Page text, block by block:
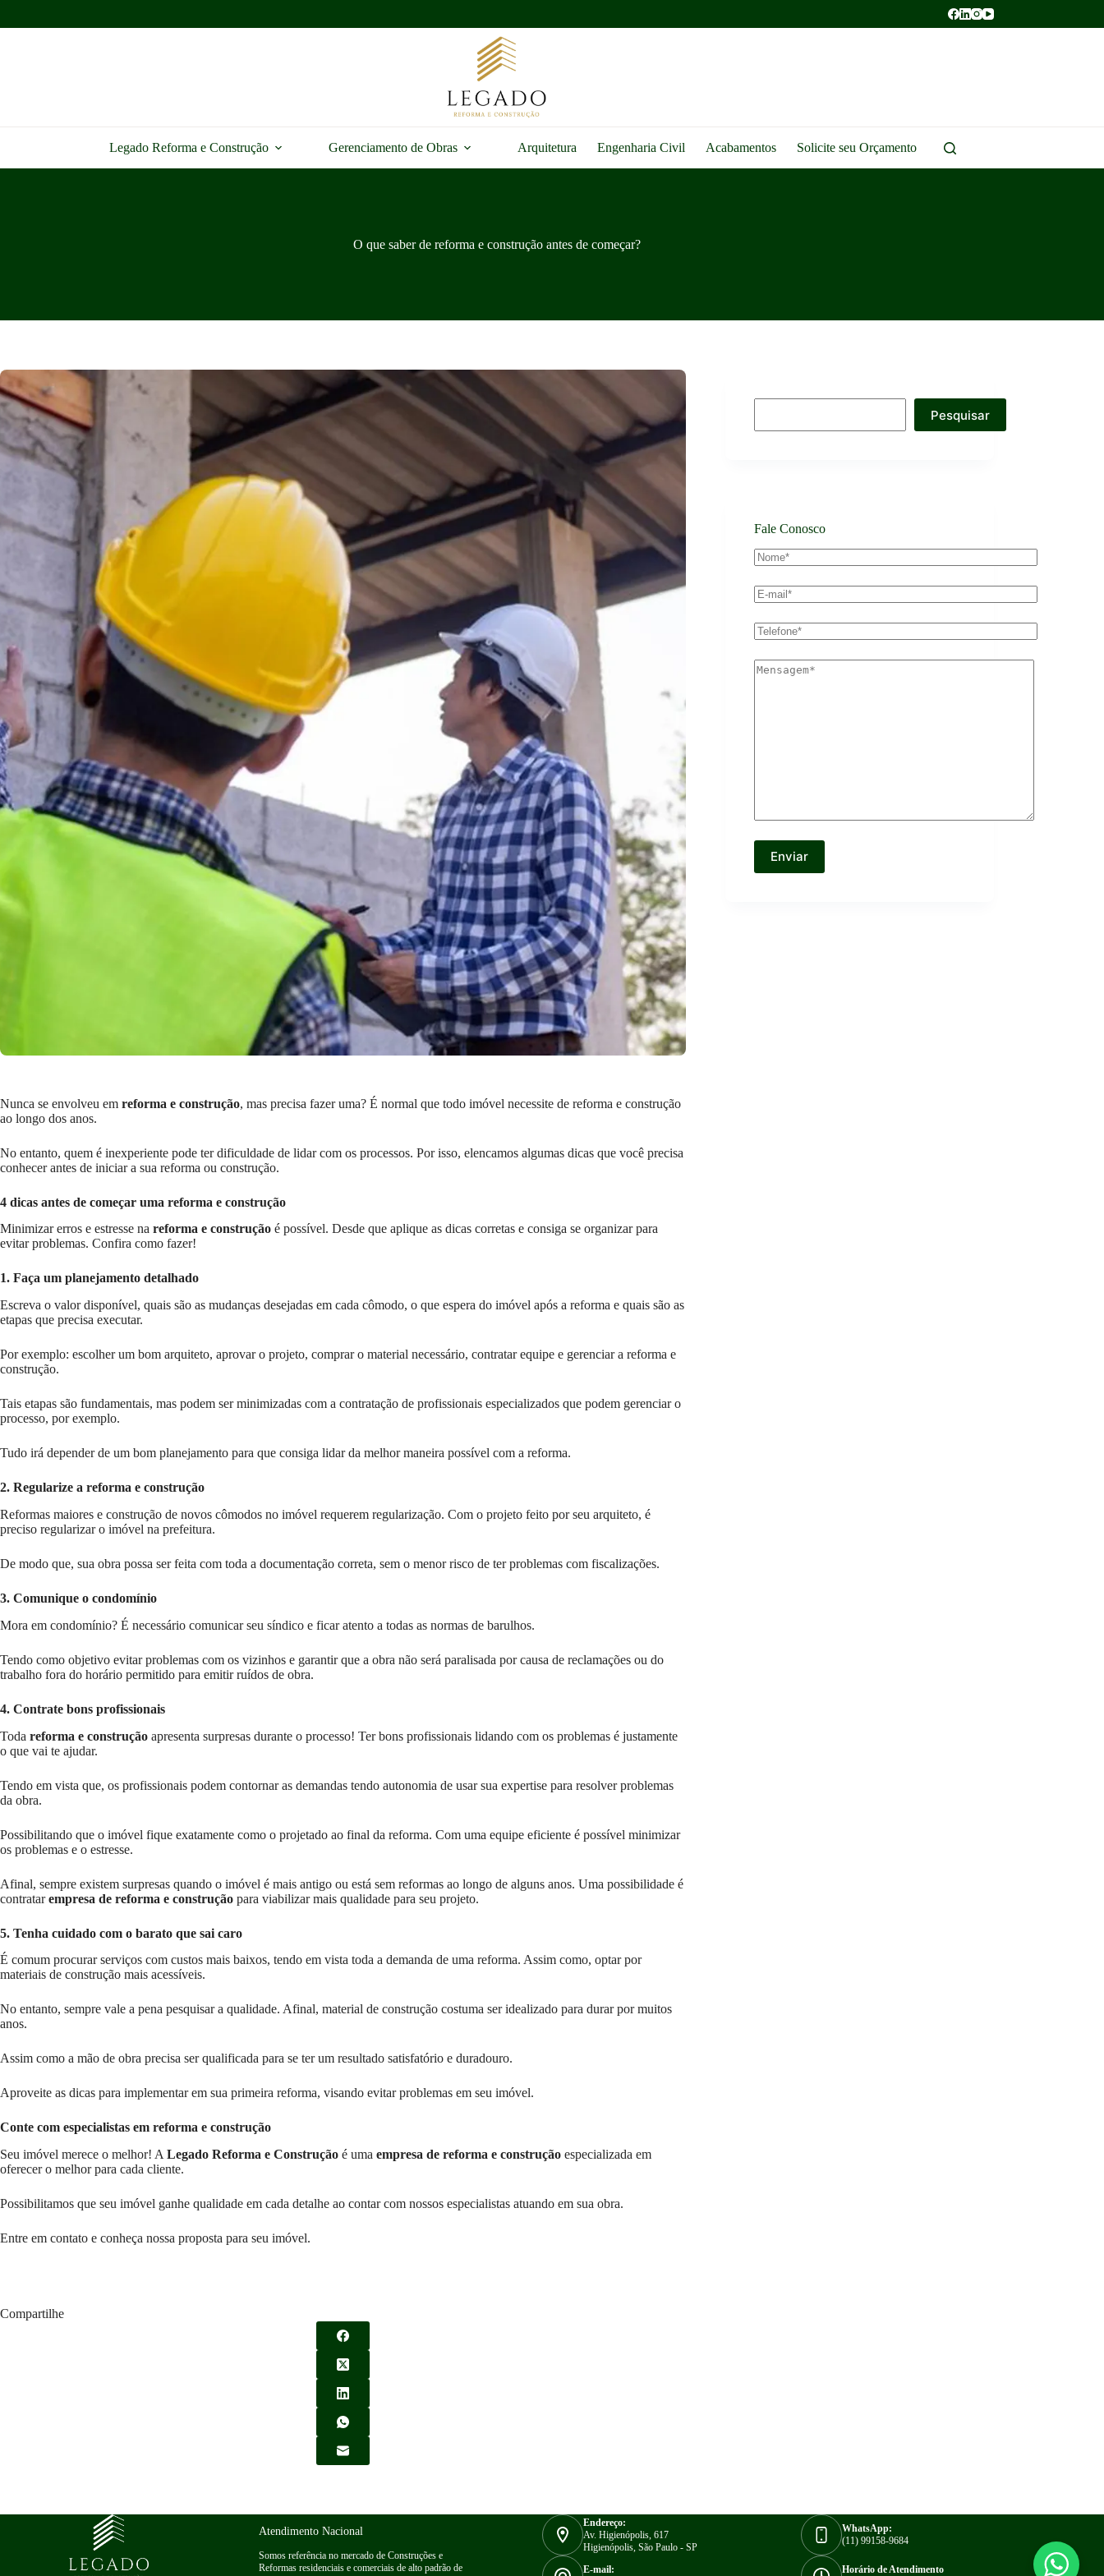
Legado Reforma e Construção Gerenciamento de Obras Arquitetura Engenharia Civil Acabamentos Solicite seu Orçamento
O que saber de reforma e construção antes de começar?
Nunca se envolveu em reforma e construção, mas precisa fazer uma? É normal que todo imóvel necessite de reforma e construção
ao longo dos anos.
No entanto, quem é inexperiente pode ter dificuldade de lidar com os processos. Por isso, elencamos algumas dicas que você precisa
conhecer antes de iniciar a sua reforma ou construção.
4 dicas antes de começar uma reforma e construção
Minimizar erros e estresse na reforma e construção é possível. Desde que aplique as dicas corretas e consiga se organizar para
evitar problemas. Confira como fazer!
1. Faça um planejamento detalhado
Escreva o valor disponível, quais são as mudanças desejadas em cada cômodo, o que espera do imóvel após a reforma e quais são as
etapas que precisa executar.
Por exemplo: escolher um bom arquiteto, aprovar o projeto, comprar o material necessário, contratar equipe e gerenciar a reforma e
construção.
Tais etapas são fundamentais, mas podem ser minimizadas com a contratação de profissionais especializados que podem gerenciar o
processo, por exemplo.
Tudo irá depender de um bom planejamento para que consiga lidar da melhor maneira possível com a reforma.
2. Regularize a reforma e construção
Reformas maiores e construção de novos cômodos no imóvel requerem regularização. Com o projeto feito por seu arquiteto, é
preciso regularizar o imóvel na prefeitura.
De modo que, sua obra possa ser feita com toda a documentação correta, sem o menor risco de ter problemas com fiscalizações.
3. Comunique o condomínio
Mora em condomínio? É necessário comunicar seu síndico e ficar atento a todas as normas de barulhos.
Tendo como objetivo evitar problemas com os vizinhos e garantir que a obra não será paralisada por causa de reclamações ou do
trabalho fora do horário permitido para emitir ruídos de obra.
4. Contrate bons profissionais
Toda reforma e construção apresenta surpresas durante o processo! Ter bons profissionais lidando com os problemas é justamente
o que vai te ajudar.
Tendo em vista que, os profissionais podem contornar as demandas tendo autonomia de usar sua expertise para resolver problemas
da obra.
Possibilitando que o imóvel fique exatamente como o projetado ao final da reforma. Com uma equipe eficiente é possível minimizar
os problemas e o estresse.
Afinal, sempre existem surpresas quando o imóvel é mais antigo ou está sem reformas ao longo de alguns anos. Uma possibilidade é
contratarempresa de reforma e construção para viabilizar mais qualidade para seu projeto.
5. Tenha cuidado com o barato que sai caro
É comum procurar serviços com custos mais baixos, tendo em vista toda a demanda de uma reforma. Assim como, optar por
materiais de construção mais acessíveis.
No entanto, sempre vale a pena pesquisar a qualidade. Afinal, material de construção costuma ser idealizado para durar por muitos
anos.
Assim como a mão de obra precisa ser qualificada para se ter um resultado satisfatório e duradouro.
Aproveite as dicas para implementar em sua primeira reforma, visando evitar problemas em seu imóvel.
Conte com especialistas em reforma e construção
Seu imóvel merece o melhor! A Legado Reforma e Construção é uma empresa de reforma e construção especializada em
oferecer o melhor para cada cliente.
Possibilitamos que seu imóvel ganhe qualidade em cada detalhe ao contar com nossos especialistas atuando em sua obra.
Entre em contato e conheça nossa proposta para seu imóvel.
Compartilhe
Pesquisar
Fale Conosco
Atendimento Nacional
Somos referência no mercado de Construções e
Reformas residenciais e comerciais de alto padrão de
Endereço:
Av. Higienópolis, 617
Higienópolis, São Paulo - SP
E-mail:
WhatsApp:
(11) 99158-9684
Horário de Atendimento